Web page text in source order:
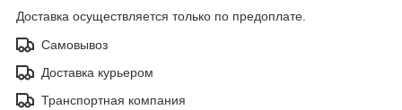
Доставка осуществляется только по предоплате.
Самовывоз
Доставка курьером
Транспортная компания